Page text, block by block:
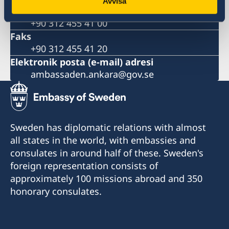
Telefon numarası
+90 312 455 41 00
Faks
+90 312 455 41 20
Elektronik posta (e-mail) adresi
ambassaden.ankara@gov.se
Sweden has diplomatic relations with almost
all states in the world, with embassies and
consulates in around half of these. Sweden's
foreign representation consists of
approximately 100 missions abroad and 350
honorary consulates.